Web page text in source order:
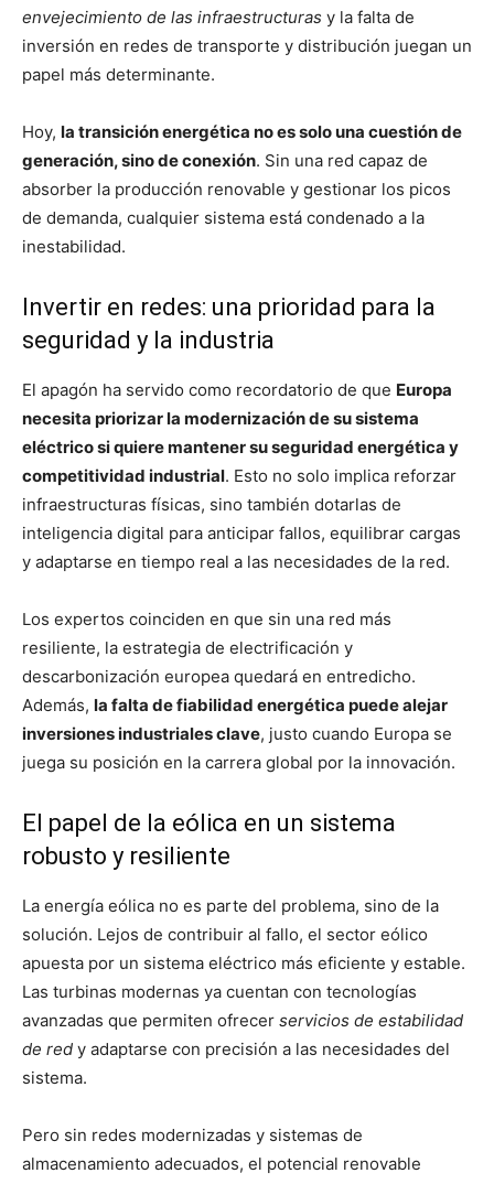
envejecimiento de las infraestructuras y la falta de
inversión en redes de transporte y distribución juegan un
papel más determinante.
Hoy, la transición energética no es solo una cuestión de
generación, sino de conexión. Sin una red capaz de
absorber la producción renovable y gestionar los picos
de demanda, cualquier sistema está condenado a la
inestabilidad.
Invertir en redes: una prioridad para la
seguridad y la industria
El apagón ha servido como recordatorio de que Europa
necesita priorizar la modernización de su sistema
eléctrico si quiere mantener su seguridad energética y
competitividad industrial. Esto no solo implica reforzar
infraestructuras físicas, sino también dotarlas de
inteligencia digital para anticipar fallos, equilibrar cargas
y adaptarse en tiempo real a las necesidades de la red.
Los expertos coinciden en que sin una red más
resiliente, la estrategia de electrificación y
descarbonización europea quedará en entredicho.
Además, la falta de fiabilidad energética puede alejar
inversiones industriales clave, justo cuando Europa se
juega su posición en la carrera global por la innovación.
El papel de la eólica en un sistema
robusto y resiliente
La energía eólica no es parte del problema, sino de la
solución. Lejos de contribuir al fallo, el sector eólico
apuesta por un sistema eléctrico más eficiente y estable.
Las turbinas modernas ya cuentan con tecnologías
avanzadas que permiten ofrecer servicios de estabilidad
de red y adaptarse con precisión a las necesidades del
sistema.
Pero sin redes modernizadas y sistemas de
almacenamiento adecuados, el potencial renovable